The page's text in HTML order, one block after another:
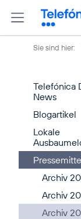
Sie sind hier:
Telefónica
News
Blogartikel
Lokale
Archiv
Archiv
Archiv